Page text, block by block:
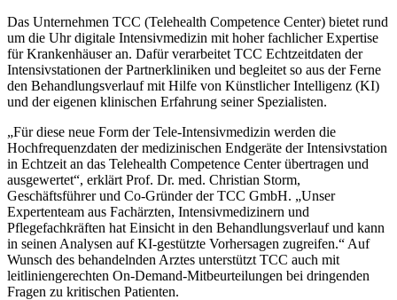
Das Unternehmen TCC (Telehealth Competence Center) bietet rund
um die Uhr digitale Intensivmedizin mit hoher fachlicher Expertise
für Krankenhäuser an. Dafür verarbeitet TCC Echtzeitdaten der
Intensivstationen der Partnerkliniken und begleitet so aus der Ferne
den Behandlungsverlauf mit Hilfe von Künstlicher Intelligenz (KI)
und der eigenen klinischen Erfahrung seiner Spezialisten.
„Für diese neue Form der Tele-Intensivmedizin werden die
Hochfrequenzdaten der medizinischen Endgeräte der Intensivstation
in Echtzeit an das Telehealth Competence Center übertragen und
ausgewertet“, erklärt Prof. Dr. med. Christian Storm,
Geschäftsführer und Co-Gründer der TCC GmbH. „Unser
Expertenteam aus Fachärzten, Intensivmedizinern und
Pflegefachkräften hat Einsicht in den Behandlungsverlauf und kann
in seinen Analysen auf KI-gestützte Vorhersagen zugreifen.“ Auf
Wunsch des behandelnden Arztes unterstützt TCC auch mit
leitliniengerechten On-Demand-Mitbeurteilungen bei dringenden
Fragen zu kritischen Patienten.